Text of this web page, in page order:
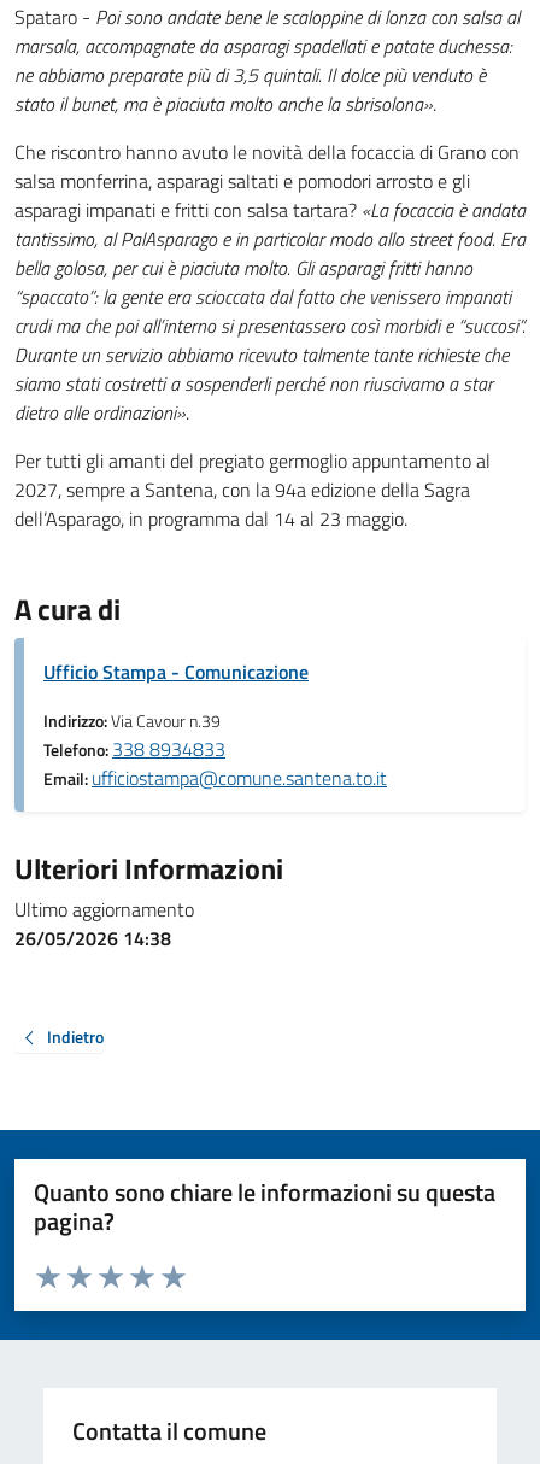
Spataro - Poi sono andate bene le scaloppine di lonza con salsa al
marsala, accompagnate da asparagi spadellati e patate duchessa:
ne abbiamo preparate più di 3,5 quintali. Il dolce più venduto è
stato il bunet, ma è piaciuta molto anche la sbrisolona».
Che riscontro hanno avuto le novità della focaccia di Grano con
salsa monferrina, asparagi saltati e pomodori arrosto e gli
asparagi impanati e fritti con salsa tartara? «La focaccia è andata
tantissimo, al PalAsparago e in particolar modo allo street food. Era
bella golosa, per cui è piaciuta molto. Gli asparagi fritti hanno
“spaccato”: la gente era scioccata dal fatto che venissero impanati
crudi ma che poi all’interno si presentassero così morbidi e “succosi”.
Durante un servizio abbiamo ricevuto talmente tante richieste che
siamo stati costretti a sospenderli perché non riuscivamo a star
dietro alle ordinazioni».
Per tutti gli amanti del pregiato germoglio appuntamento al
2027, sempre a Santena, con la 94aedizione della Sagra
dell’Asparago, in programma dal 14 al 23 maggio.
A cura di
Ufficio Stampa - Comunicazione
Indirizzo:Via Cavour n.39
Telefono:338 8934833
Email:ufficiostampa@comune.santena.to.it
Ulteriori Informazioni
Ultimo aggiornamento
26/05/2026 14:38
Indietro
Quanto sono chiare le informazioni su questa
pagina?
Valuta da 1 a 5 stelle la pagina
Valuta 5 stelle su 5
Valuta 4 stelle su 5
Valuta 3 stelle su 5
Valuta 2 stelle su 5
Valuta 1 stelle su 5
Contatta il comune